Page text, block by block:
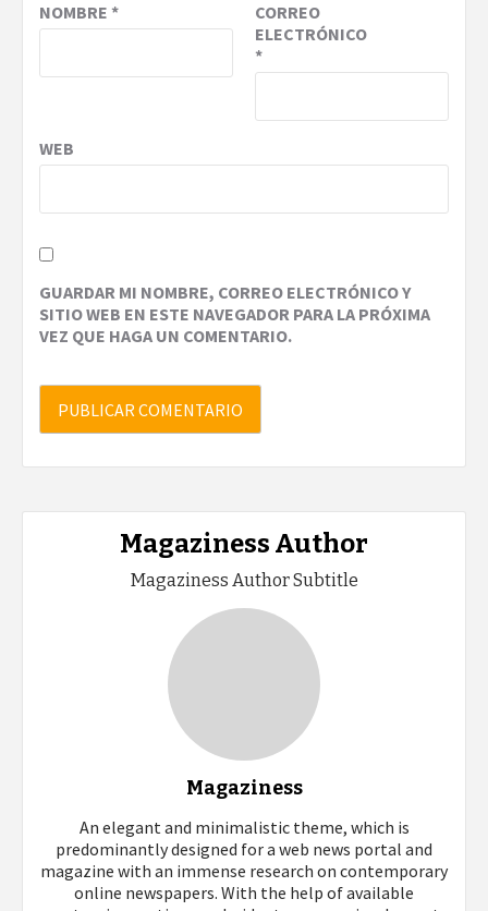
NOMBRE *
CORREO
ELECTRÓNICO
*
WEB
GUARDAR MI NOMBRE, CORREO ELECTRÓNICO Y
SITIO WEB EN ESTE NAVEGADOR PARA LA PRÓXIMA
VEZ QUE HAGA UN COMENTARIO.
Magaziness Author
Magaziness Author Subtitle
Magaziness
An elegant and minimalistic theme, which is
predominantly designed for a web news portal and
magazine with an immense research on contemporary
online newspapers. With the help of available